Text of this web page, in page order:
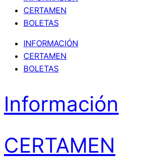
CERTAMEN
BOLETAS
INFORMACIÓN
CERTAMEN
BOLETAS
Información
CERTAMEN